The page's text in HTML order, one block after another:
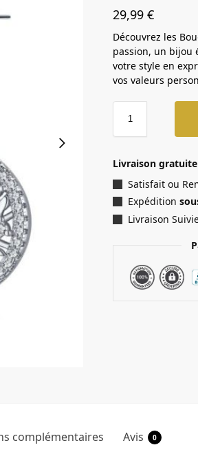
29,99€
Découvrez les
passion, un bijou
votre style en
vos valeurs
Livraison gratuite
Satisfait ou
Expédition
Livraison
complémentaires Avis 0